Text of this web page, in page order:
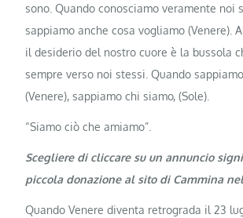
sono. Quando conosciamo veramente noi
sappiamo anche cosa vogliamo (Venere).
il desiderio del nostro cuore è la bussola
sempre verso noi stessi. Quando
(Venere), sappiamo chi siamo, (Sole).
“Siamo ciò che amiamo”.
Scegliere di cliccare su un annuncio
piccola donazione al sito di Cammina
Quando Venere diventa retrograda il 23